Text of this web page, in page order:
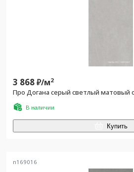
3 868₽/м2
Про Догана серый светлый матовый
В наличии
Купить
n169016